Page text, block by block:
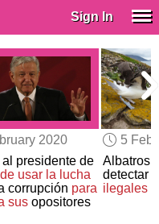
Sign In
2020
presidente de
de usar la lucha
corrupción para
susopositores
5
Albatros
detectar
ilegales